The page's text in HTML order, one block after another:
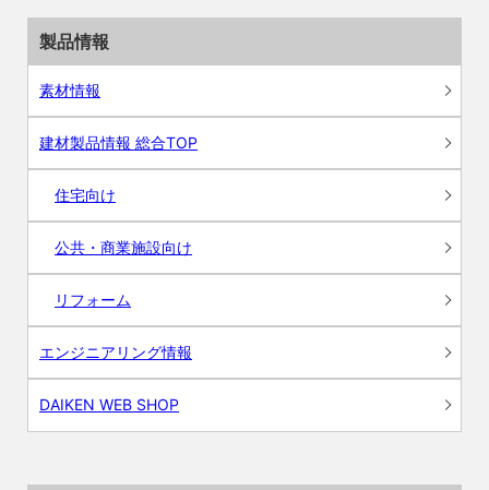
製品情報
素材情報
建材製品情報 総合TOP
住宅向け
公共・商業施設向け
リフォーム
エンジニアリング情報
DAIKEN WEB SHOP